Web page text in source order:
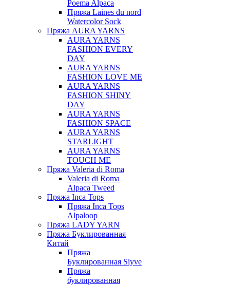
Poema Alpaca
Пряжа Laines du nord
Watercolor Sock
Пряжа AURA YARNS
AURA YARNS
FASHION EVERY
DAY
AURA YARNS
FASHION LOVE ME
AURA YARNS
FASHION SHINY
DAY
AURA YARNS
FASHION SPACE
AURA YARNS
STARLIGHT
AURA YARNS
TOUCH ME
Пряжа Valeria di Roma
Valeria di Roma
Alpaca Tweed
Пряжа Inca Tops
Пряжа Inca Tops
Alpaloop
Пряжа LADY YARN
Пряжа Буклированная
Китай
Пряжа
Буклированная Siyve
Пряжа
буклированная